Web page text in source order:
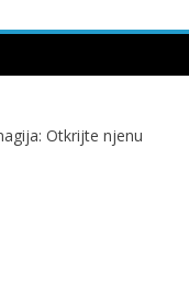
Otkrijte njenu